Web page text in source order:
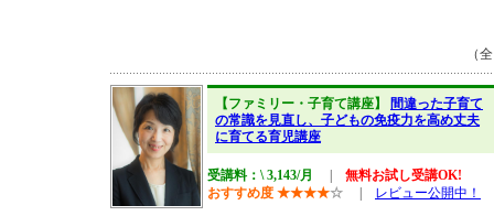
（
【ファミリー・子育て講座】
間違った子育て
の常識を見直し、子どもの免疫力を高め丈夫
に育てる育児講座
受講料：\ 3,143/月
無料お試し受講OK!
おすすめ度 ★★★★☆ レビュー公開中！